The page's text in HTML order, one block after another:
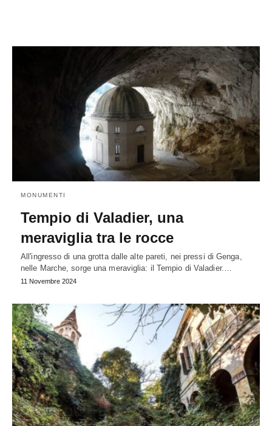
MONUMENTI
Tempio di Valadier, una
meraviglia tra le rocce
All'ingresso di una grotta dalle alte pareti, nei pressi di Genga,
nelle Marche, sorge una meraviglia: il Tempio di Valadier.…
11 Novembre 2024